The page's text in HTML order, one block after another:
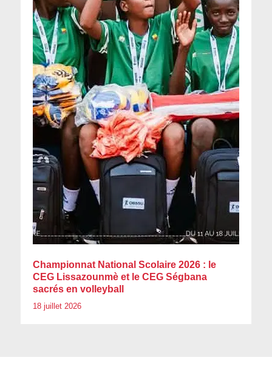
Championnat National Scolaire 2026 : le
CEG Lissazounmè et le CEG Ségbana
sacrés en volleyball
18 juillet 2026